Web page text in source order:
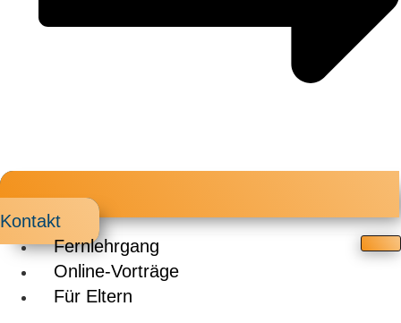
Kontakt
Fernlehrgang
Online-Vorträge
Für Eltern